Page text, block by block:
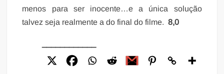
menos para ser inocente…e a única solução
talvez seja realmente a do final do filme.8,0